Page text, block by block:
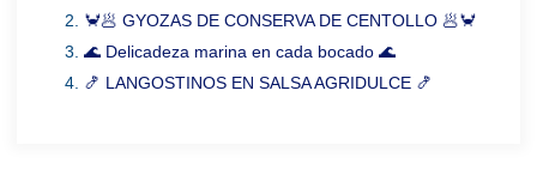
🦀🥟 GYOZAS DE CONSERVA DE CENTOLLO 🥟🦀
🌊 Delicadeza marina en cada bocado 🌊
🍤 LANGOSTINOS EN SALSA AGRIDULCE 🍤